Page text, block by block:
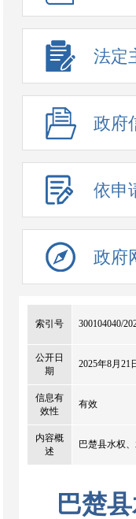
法定
政府
依申
政府
索引号 300104040/
公开日
期
2025年8月21
信息有
效性
有效
内容概
述
巴楚县水权
巴楚